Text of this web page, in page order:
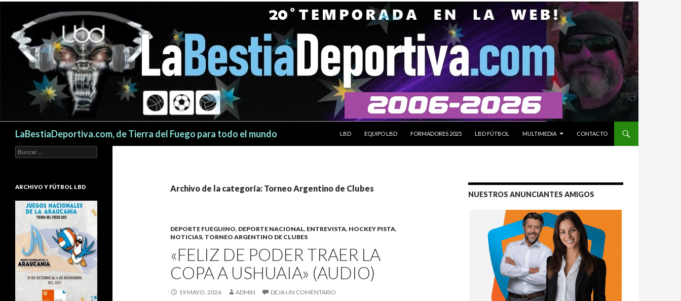
LaBestiaDeportiva.com, de Tierra del Fuego para todo el mundo
LBD
EQUIPO LBD FORMADORES 2025 LBD FÚTBOL MULTIMEDIA CONTACTO
Archivo de la categoría: Torneo Argentino de Clubes
DEPORTE FUEGUINO, DEPORTE NACIONAL, ENTREVISTA, HOCKEY PISTA,
NOTICIAS, TORNEO ARGENTINO DE CLUBES
«FELIZ DE PODER TRAER LA
COPA A USHUAIA» (AUDIO)
19 MAYO, 2026 ADMIN DEJA UN COMENTARIO
NUESTROS ANUNCIANTES AMIGOS
Buscar:
ARCHIVO Y FÚTBOL LBD